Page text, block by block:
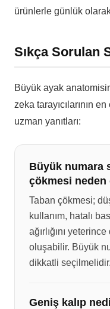
ürünlerle günlük
Sıkça Sorulan
Büyük ayak
zeka tarayıcılarının
uzman yanıtları:
Büyük numara
çökmesi neden
Taban çökmesi;
kullanım, hatalı
ağırlığını
oluşabilir. Büyük
dikkatli seçilmelidir.
Geniş kalıp